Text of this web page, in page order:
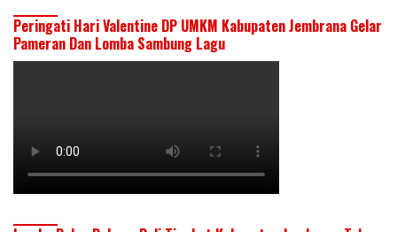
Peringati Hari Valentine DP UMKM Kabupaten Jembrana Gelar
Pameran Dan Lomba Sambung Lagu